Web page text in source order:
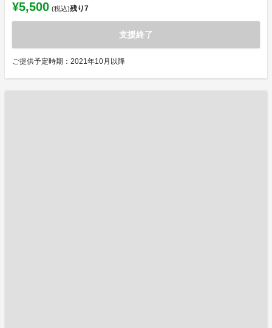
¥5,500 (税込)残り7
支援終了
ご提供予定時期：2021年10月以降